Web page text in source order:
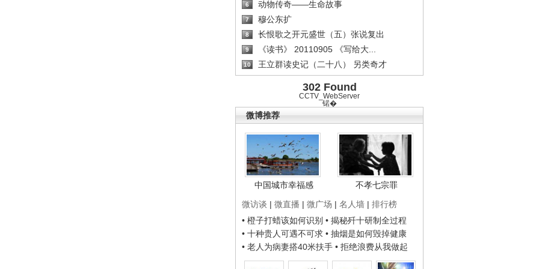
6 动物传奇——生命故事
7 穆公东扩
8 长恨歌之开元盛世（五）张说复出
9 《读书》 20110905 《写给大...
10 王立群读史记（二十八） 另类奇才
302 Found
CCTV_WebServer
锘�
微博推荐
中国城市幸福感
不孝七宗罪
微访谈 | 微直播 | 微广场 | 名人墙 | 排行榜
• 橙子打蜡该如何识别 • 揭秘歼十研制全过程
• 十种贵人可遇不可求 • 抽烟是如何毁掉健康
• 老人为病妻搭40米扶手 • 拒绝浪费从我做起